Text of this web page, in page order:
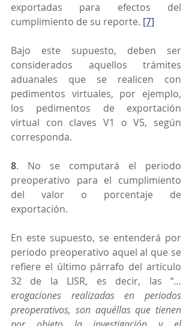
exportadas para efectos del
cumplimiento de su reporte. [7]
Bajo este supuesto, deben ser
considerados aquellos trámites
aduanales que se realicen con
pedimentos virtuales, por ejemplo,
los pedimentos de exportación
virtual con claves V1 o V5, según
corresponda.
8. No se computará el periodo
preoperativo para el cumplimiento
del valor o porcentaje de
exportación.
En este supuesto, se entenderá por
periodo preoperativo aquel al que se
refiere el último párrafo del artículo
32 de la LISR, es decir, las “…
erogaciones realizadas en periodos
preoperativos, son aquéllas que tienen